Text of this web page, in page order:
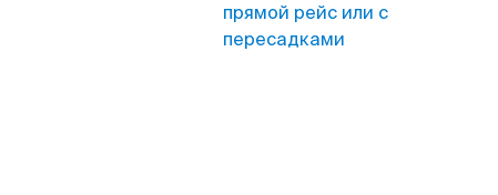
прямой рейс или с
пересадками